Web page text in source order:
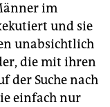
im
und sie
unabsichtlich
die mit ihren
der Suche nach
einfach nur